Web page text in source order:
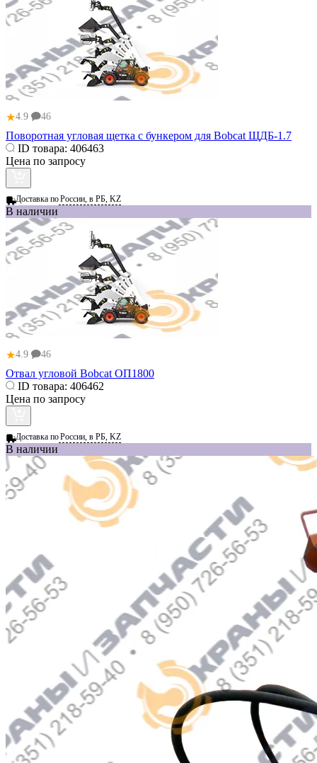
★4.9 46
Поворотная угловая щетка с бункером для Bobcat ЩДБ-1.7
ID товара: 406463
Цена по запросу
Доставка поРоссии, в РБ, KZ
В наличии
★4.9 46
Отвал угловой Bobcat ОП1800
ID товара: 406462
Цена по запросу
Доставка поРоссии, в РБ, KZ
В наличии